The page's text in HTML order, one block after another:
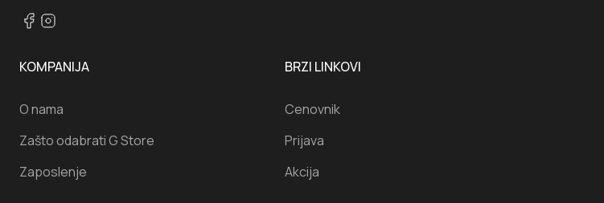
KOMPANIJA
O nama
Zašto odabrati G Store
Zaposlenje
BRZI LINKOVI
Cenovnik
Prijava
Akcija